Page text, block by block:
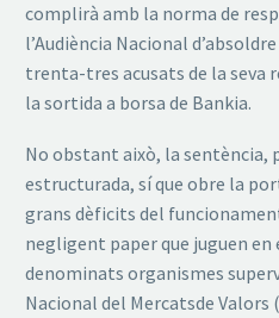
complirà amb la norma de
l’Audiència Nacional
trenta-tres acusats de la
la sortida a borsa de Bankia.
No obstant això, la sentència,
estructurada, sí que obre la
grans dèficits del
negligent paper que juguen en
denominats organismes
Nacional del Mercatsde Valors